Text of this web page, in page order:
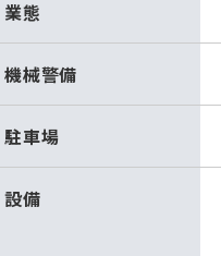
業態
機械警備
駐車場
設備